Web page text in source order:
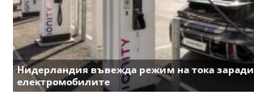
Нидерландия въвежда режим на тока заради
електромобилите